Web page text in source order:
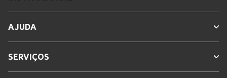
AJUDA
SERVIÇOS